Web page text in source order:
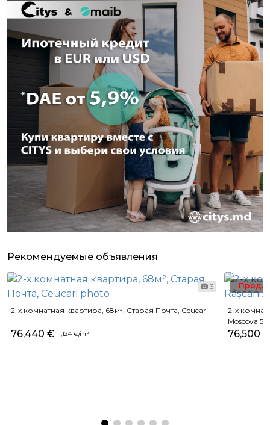
Рекомендуемые объявления
3
2-х комнатная квартира, 68м², Старая Почта, Ceucari
76,440 € 1,124 €/m²
2-х
Moscova
76,500